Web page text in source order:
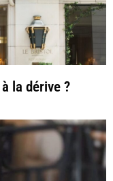
la dérive ?